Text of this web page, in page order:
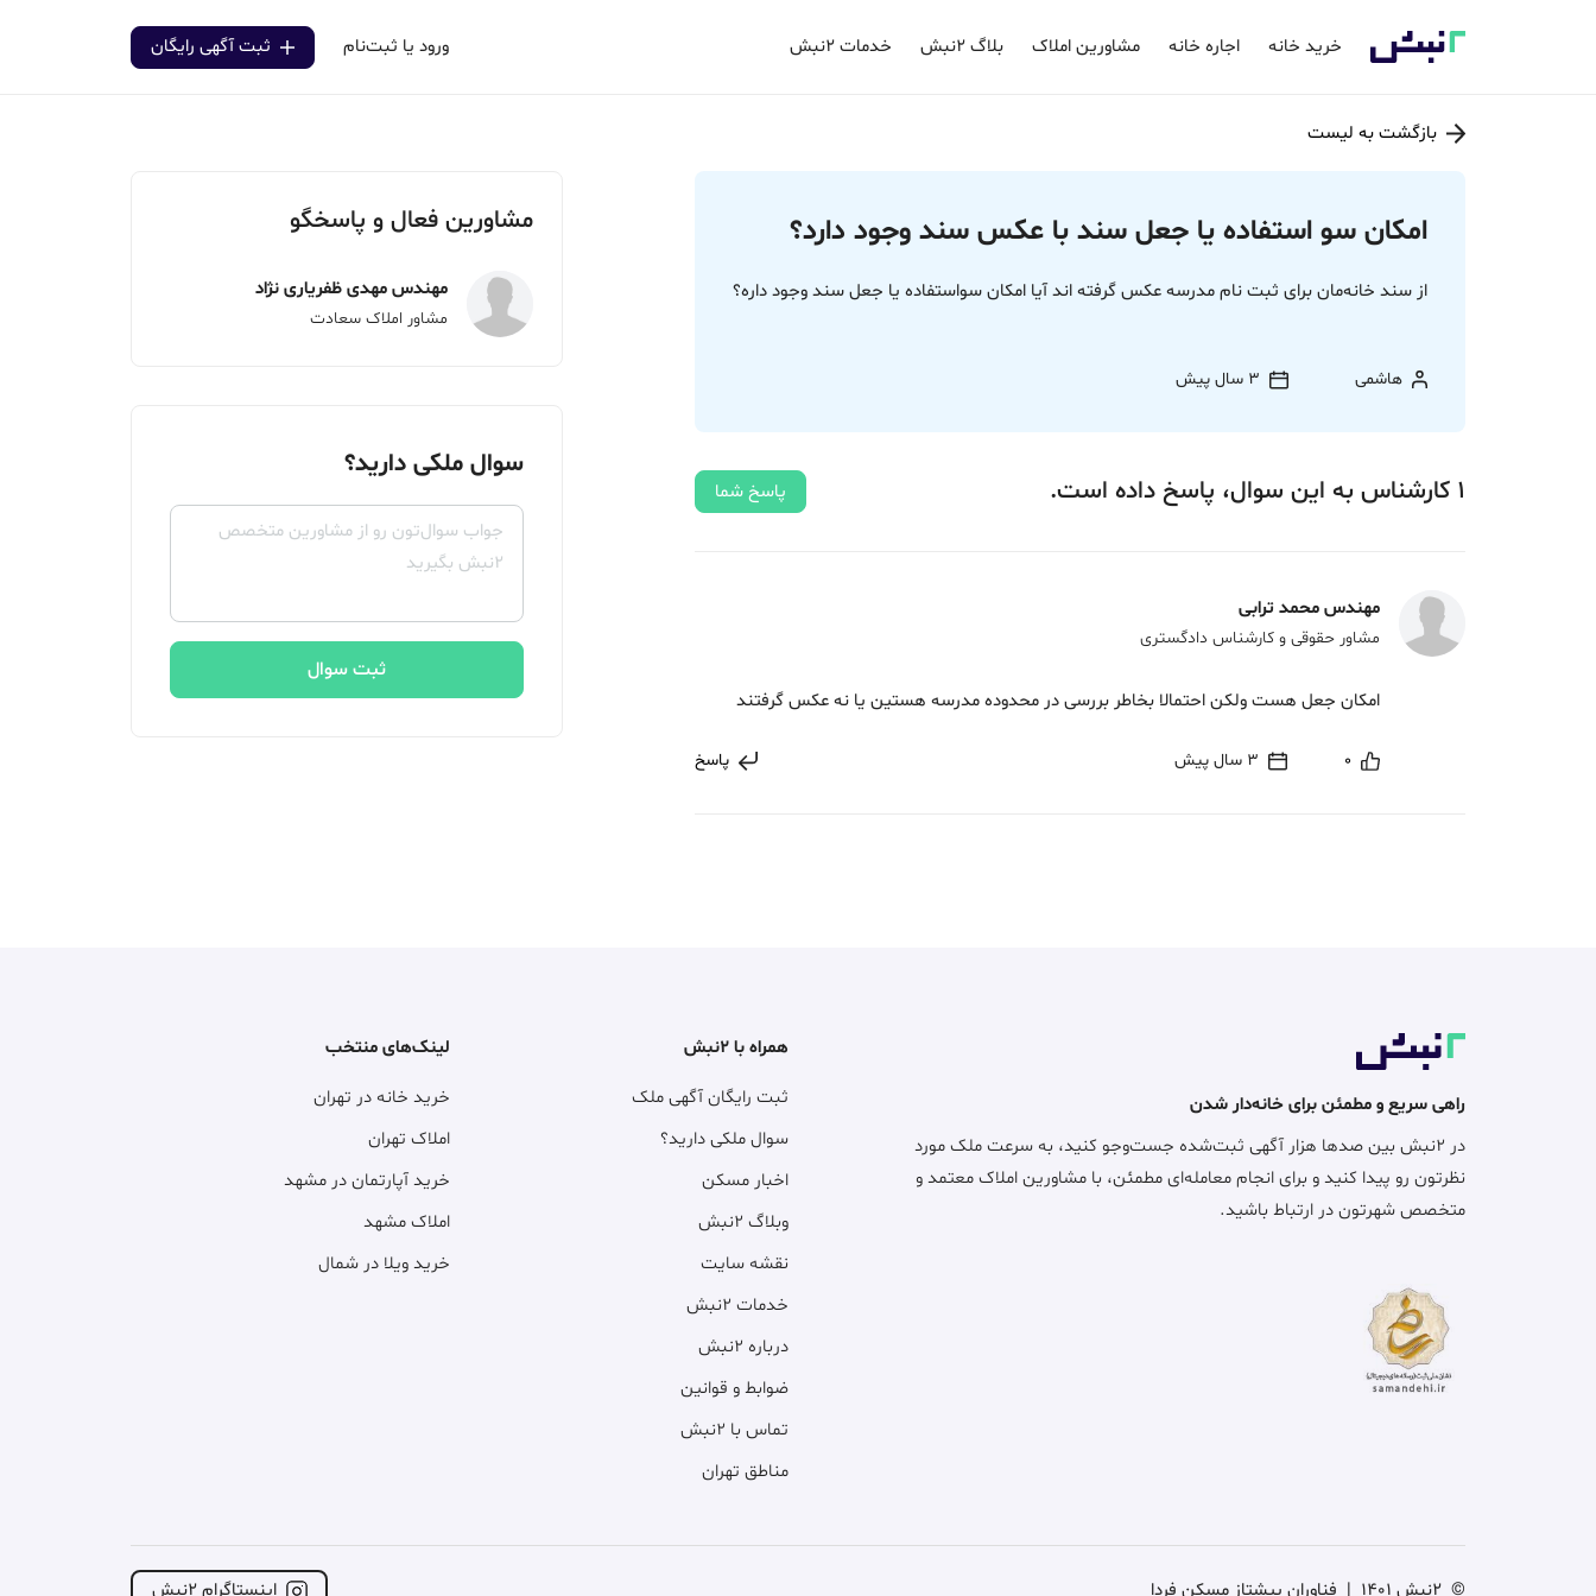
خرید خانه اجاره خانه مشاورین املاک بلاگ ۲نبش خدمات ۲نبش ورود یا ثبت‌نام ثبت آگهی رایگان
بازگشت به لیست
امکان سو استفاده یا جعل سند با عکس سند وجود دارد؟
از سند خانه‌مان برای ثبت نام مدرسه عکس گرفته اند آیا امکان سواستفاده یا جعل سند وجود داره؟
هاشمی 3 سال پیش
1 کارشناس به این سوال، پاسخ داده‌ است. پاسخ شما
مهندس محمد ترابی
مشاور حقوقی و کارشناس دادگستری
امکان جعل هست ولکن احتمالا بخاطر بررسی در محدوده مدرسه هستین یا نه عکس گرفتند
0 3 سال پیش پاسخ
مشاورین فعال و پاسخگو
مهندس مهدی ظفریاری نژاد
مشاور املاک سعادت
سوال ملکی دارید؟
ثبت سوال
راهی سریع و مطمئن برای خانه‌دار شدن
در ۲نبش بین صدها هزار آگهی ثبت‌شده جست‌وجو کنید، به سرعت ملک مورد
نظرتون رو پیدا کنید و برای انجام معامله‌ای مطمئن، با مشاورین املاک معتمد و
متخصص شهرتون در ارتباط باشید.
همراه با ۲نبش
ثبت رایگان آگهی ملک
سوال ملکی دارید؟
اخبار مسکن
وبلاگ ۲نبش
نقشه سایت
خدمات ۲نبش
درباره ۲نبش
ضوابط و قوانین
تماس با ۲نبش
مناطق تهران
لینک‌های منتخب
خرید خانه در تهران
املاک تهران
خرید آپارتمان در مشهد
املاک مشهد
خرید ویلا در شمال
اینستاگرام ۲نبش © 2نبش 1401 | فناوران پیشتاز مسکن فردا